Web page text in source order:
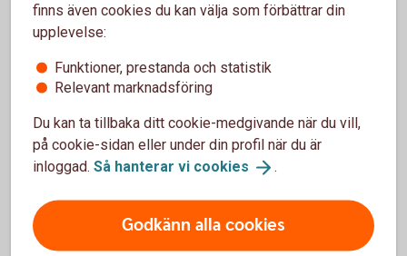
Young family with baby going over finances at home
Hur finansierar du ett
företagsköp?
Ett företagsköp är ofta en stor investering. Med en
genomtänkt finansiering som tar höjd för både köpet
och tiden efter övertagandet skapar du bättre
Så finansierar du ettföretagsköp
finns även cookies du kan välja som förbättrar din
upplevelse:
Funktioner, prestanda och statistik
Relevant marknadsföring
Du kan ta tillbaka ditt cookie-medgivande när du vill,
på cookie-sidan eller under din profil när du är
inloggad. Så hanterar vi cookies .
Godkänn alla cookies